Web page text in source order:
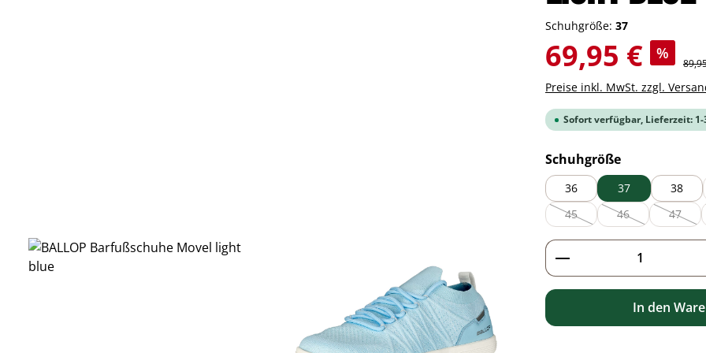
Schuhgröße: 37
Verkaufspreis:
69,95 € %
Preise inkl. MwSt. zzgl.
Sofort verfügbar, Lieferzeit: 1-
Schuhgrößeauswählen
36 37 38
45
(Diese Option ist zurzeit nicht
46
(Diese Option ist
47
(Diese
Produkt Anzahl:
In den